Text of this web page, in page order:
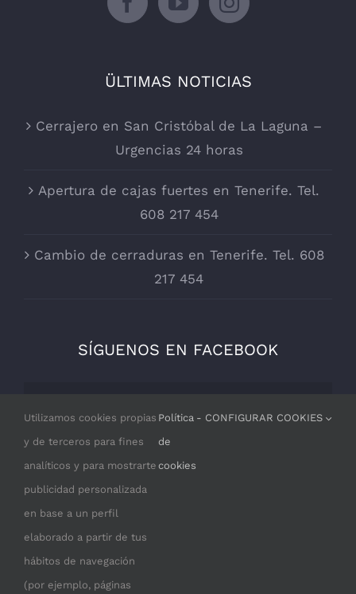
ÜLTIMAS NOTICIAS
Cerrajero en San Cristóbal de La Laguna –
Urgencias 24 horas
Apertura de cajas fuertes en Tenerife. Tel.
608 217 454
Cambio de cerraduras en Tenerife. Tel. 608
217 454
SÍGUENOS EN FACEBOOK
Por razones de privacidad Facebook
necesita tu permiso para cargarse.
Utilizamos cookies propias
y de terceros para fines
analíticos y para mostrarte
publicidad personalizada
en base a un perfil
elaborado a partir de tus
hábitos de navegación
(por ejemplo, páginas
Política
de
cookies
- CONFIGURAR COOKIES